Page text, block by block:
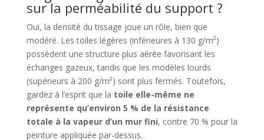
sur la perméabilité du support ?
Oui, la densité du tissage joue un rôle, bien que
modéré. Les toiles légères (inférieures à 130 g/m²)
possèdent une structure plus aérée favorisant les
échanges gazeux, tandis que les modèles lourds
(supérieurs à 200 g/m²) sont plus fermés. Toutefois,
gardez à l’esprit que la toile elle-même ne
représente qu’environ 5 % de la résistance
totale à la vapeur d’un mur fini, contre 70 % pour la
peinture appliquée par-dessus.